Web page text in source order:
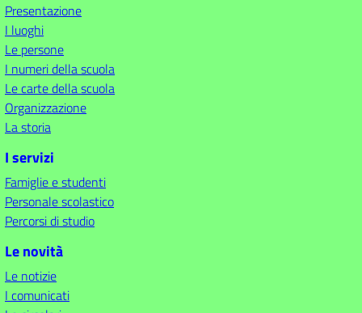
Presentazione
I luoghi
Le persone
I numeri della scuola
Le carte della scuola
Organizzazione
La storia
I servizi
Famiglie e studenti
Personale scolastico
Percorsi di studio
Le novità
Le notizie
I comunicati